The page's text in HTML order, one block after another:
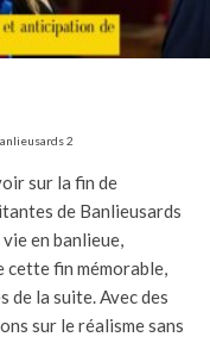
2
sur la fin de
de Banlieusards
en banlieue,
fin mémorable,
la suite. Avec des
sur le réalisme sans